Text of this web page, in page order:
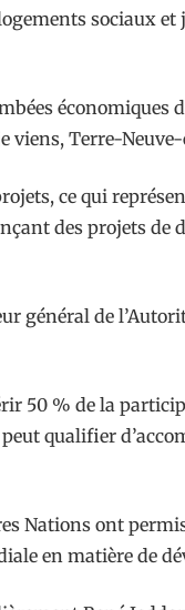
sociaux et
viens, Terre-
ce qui
des projets
général de
50 % de la
qualifier
Nations ont
en matière de